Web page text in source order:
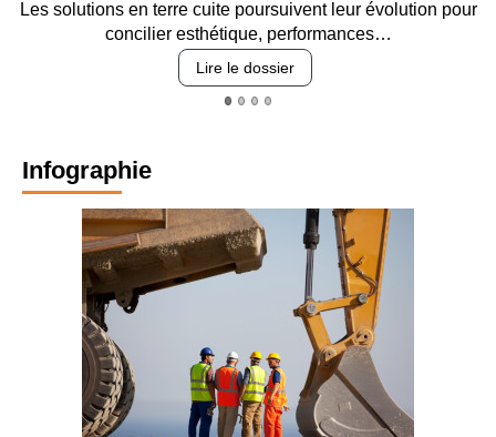
Entre circulation, sécurisation des accès, durabilité des
revêtements et intégration…
Lire le dossier
Infographie